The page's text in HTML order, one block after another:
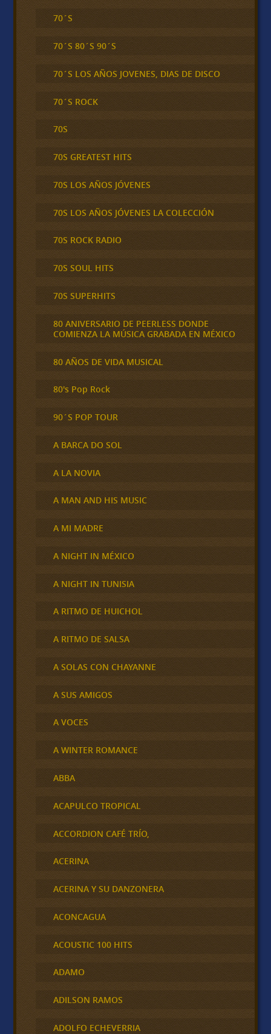
70´S
70´S 80´S 90´S
70´S LOS AÑOS JOVENES, DIAS DE DISCO
70´S ROCK
70S
70S GREATEST HITS
70S LOS AÑOS JÓVENES
70S LOS AÑOS JÓVENES LA COLECCIÓN
70S ROCK RADIO
70S SOUL HITS
70S SUPERHITS
80 ANIVERSARIO DE PEERLESS DONDE
COMIENZA LA MÚSICA GRABADA EN MÉXICO
80 AÑOS DE VIDA MUSICAL
80's Pop Rock
90´S POP TOUR
A BARCA DO SOL
A LA NOVIA
A MAN AND HIS MUSIC
A MI MADRE
A NIGHT IN MÉXICO
A NIGHT IN TUNISIA
A RITMO DE HUICHOL
A RITMO DE SALSA
A SOLAS CON CHAYANNE
A SUS AMIGOS
A VOCES
A WINTER ROMANCE
ABBA
ACAPULCO TROPICAL
ACCORDION CAFÉ TRÍO,
ACERINA
ACERINA Y SU DANZONERA
ACONCAGUA
ACOUSTIC 100 HITS
ADAMO
ADILSON RAMOS
ADOLFO ECHEVERRIA